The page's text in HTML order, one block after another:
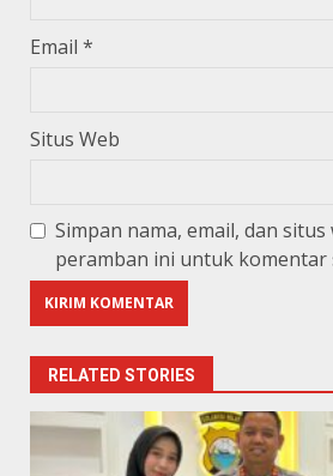
Email *
Situs Web
Simpan nama, email, dan situs
peramban ini untuk komentar
RELATED STORIES